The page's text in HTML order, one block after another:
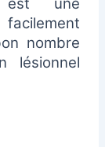
nombre
lésionnel